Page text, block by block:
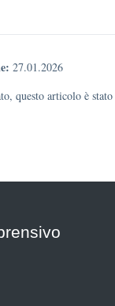
27.01.2026
questo articolo è